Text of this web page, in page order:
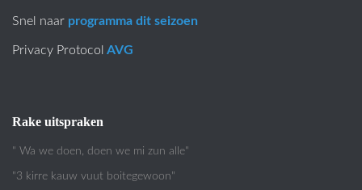
Snel naar programma dit seizoen
Privacy Protocol AVG
Rake uitspraken
" Wa we doen, doen we mi zun alle"
"3 kirre kauw vuut boitegewoon"